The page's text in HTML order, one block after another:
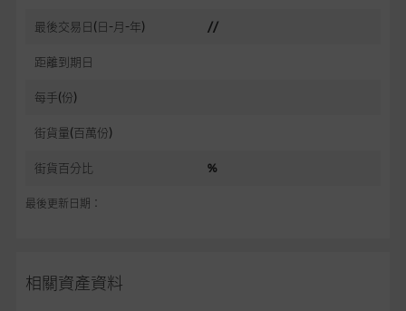
最後交易日(日-月-年) //
距離到期日
每手(份)
街貨量(百萬份)
街貨百分比 %
最後更新日期：
相關資產資料